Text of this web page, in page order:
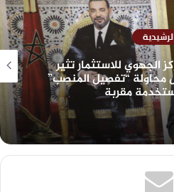
الجهوي للاستثمار تثير
“تفصيل المنصب”
مقربة